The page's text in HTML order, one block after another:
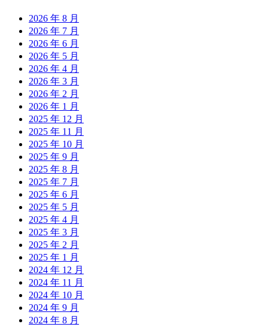
2026 年 8 月
2026 年 7 月
2026 年 6 月
2026 年 5 月
2026 年 4 月
2026 年 3 月
2026 年 2 月
2026 年 1 月
2025 年 12 月
2025 年 11 月
2025 年 10 月
2025 年 9 月
2025 年 8 月
2025 年 7 月
2025 年 6 月
2025 年 5 月
2025 年 4 月
2025 年 3 月
2025 年 2 月
2025 年 1 月
2024 年 12 月
2024 年 11 月
2024 年 10 月
2024 年 9 月
2024 年 8 月